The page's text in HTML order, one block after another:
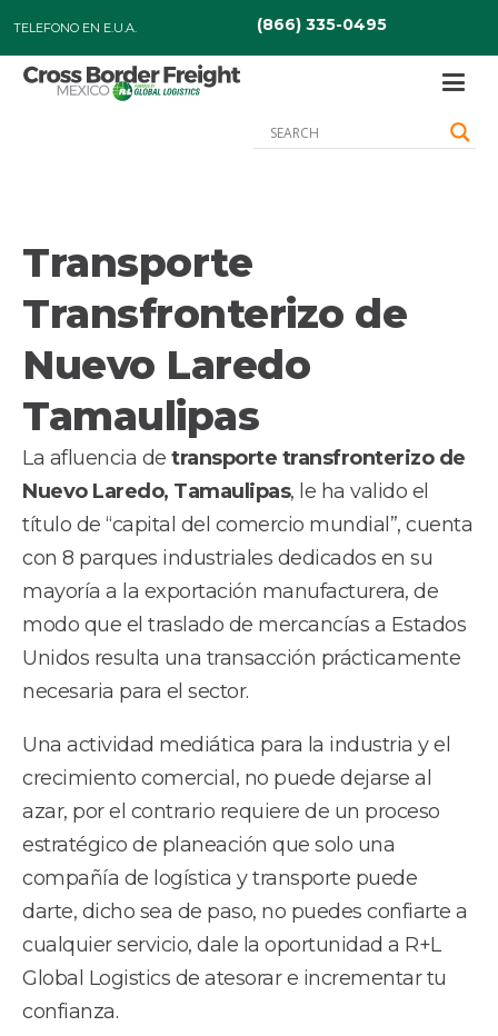
TELEFONO EN E.U.A. (866) 335-0495
Transporte
Transfronterizo de
Nuevo Laredo
Tamaulipas
La afluencia de transporte transfronterizo de
Nuevo Laredo, Tamaulipas, le ha valido el
título de “capital del comercio mundial”, cuenta
con 8 parques industriales dedicados en su
mayoría a la exportación manufacturera, de
modo que el traslado de mercancías a Estados
Unidos resulta una transacción prácticamente
necesaria para el sector.
Una actividad mediática para la industria y el
crecimiento comercial, no puede dejarse al
azar, por el contrario requiere de un proceso
estratégico de planeación que solo una
compañía de logística y transporte puede
darte, dicho sea de paso, no puedes confiarte a
cualquier servicio, dale la oportunidad a R+L
Global Logistics de atesorar e incrementar tu
confianza.